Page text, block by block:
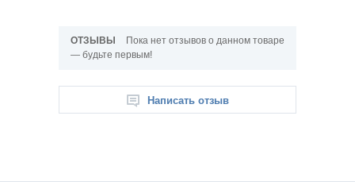
ОТЗЫВЫ
Пока нет отзывов о данном товаре
— будьте первым!
Написать отзыв